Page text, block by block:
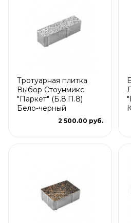
Тротуарная плитка
Выбор Стоунмикс
"Паркет" (Б.8.П.8)
Бело-черный
2 500.00 руб.